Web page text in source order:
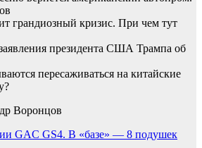
грандиозный кризис. При чем тут
президента США Трампа об
пересаживаться на китайские
Воронцов
GAC GS4. В «базе» — 8 подушек